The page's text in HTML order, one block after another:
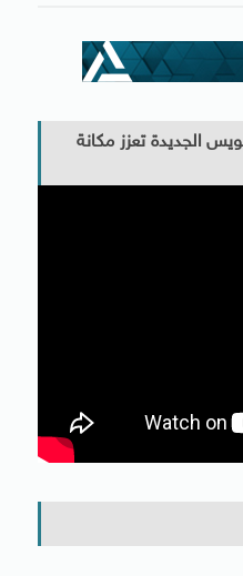
الجديدة تعزز مكانة